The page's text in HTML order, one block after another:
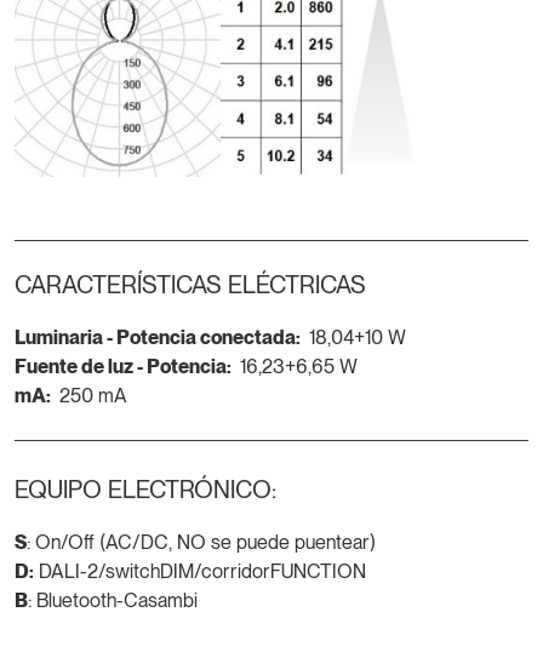
CARACTERÍSTICAS ELÉCTRICAS
Luminaria - Potencia conectada: 18,04+10 W
Fuente de luz - Potencia: 16,23+6,65 W
mA: 250 mA
EQUIPO ELECTRÓNICO:
S: On/Off (AC/DC, NO se puede puentear)
D: DALI-2/switchDIM/corridorFUNCTION
B: Bluetooth-Casambi